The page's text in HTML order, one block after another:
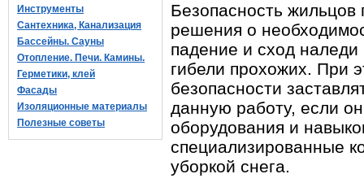
Инструменты
Сантехника, Канализация
Бассейны. Сауны
Отопление. Печи. Камины.
Герметики, клей
Фасады
Изоляционные материалы
Полезные советы
Безопасность жильцов
решения о
падение и сход
гибели прохожих. При
безопасности
данную работу, если
оборудования и
специализированные
уборкой снега.